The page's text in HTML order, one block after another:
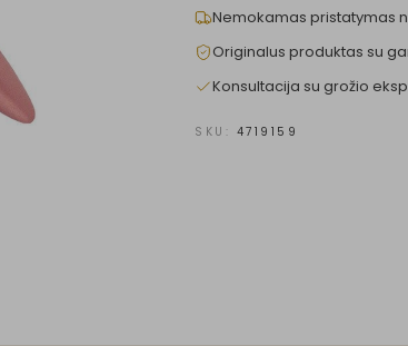
Nemokamas pristatymas
Originalus produktas su
Konsultacija su grožio
SKU: 4719159